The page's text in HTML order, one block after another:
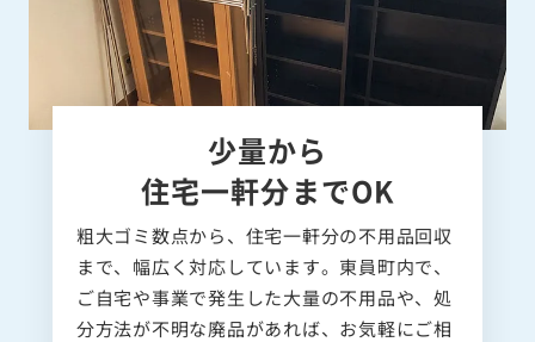
少量から
住宅一軒分までOK
粗大ゴミ数点から、住宅一軒分の不用品回収
まで、幅広く対応しています。東員町内で、
ご自宅や事業で発生した大量の不用品や、処
分方法が不明な廃品があれば、お気軽にご相